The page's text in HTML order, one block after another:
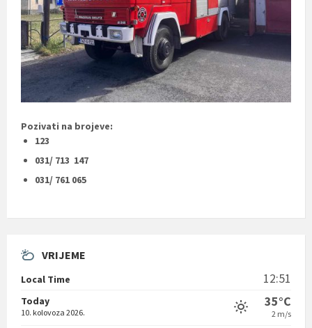
Pozivati na brojeve:
123
031/ 713 147
031/ 761 065
VRIJEME
Local Time 12:51
Today
10. kolovoza 2026.
35°C
2 m/s